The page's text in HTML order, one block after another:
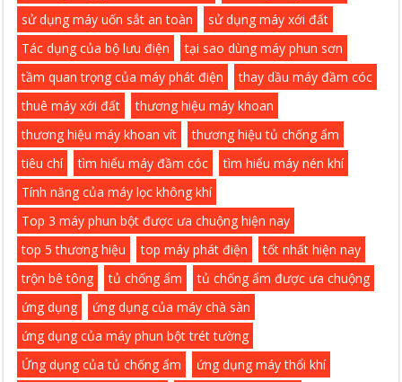
sử dụng máy uốn sắt an toàn
sử dụng máy xới đất
Tác dụng của bộ lưu điện
tại sao dùng máy phun sơn
tầm quan trọng của máy phát điện
thay dầu máy đầm cóc
thuê máy xới đất
thương hiệu máy khoan
thương hiệu máy khoan vít
thương hiệu tủ chống ẩm
tiêu chí
tìm hiểu máy đầm cóc
tìm hiểu máy nén khí
Tính năng của máy lọc không khí
Top 3 máy phun bột được ưa chuộng hiện nay
top 5 thương hiệu
top máy phát điện
tốt nhất hiện nay
trộn bê tông
tủ chống ẩm
tủ chống ẩm được ưa chuộng
ứng dụng
ứng dụng của máy chà sàn
ứng dụng của máy phun bột trét tường
Ứng dụng của tủ chống ẩm
ứng dụng máy thổi khí